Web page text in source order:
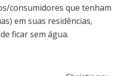
consumidores que tenham
em suas residências,
ficar sem água.